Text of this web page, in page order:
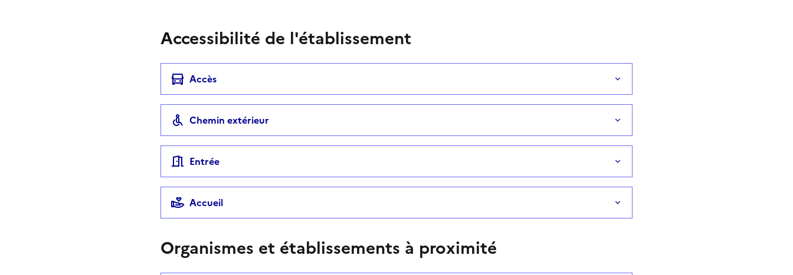
Accessibilité de l'établissement
Accès
Chemin extérieur
Entrée
Accueil
Organismes et établissements à proximité